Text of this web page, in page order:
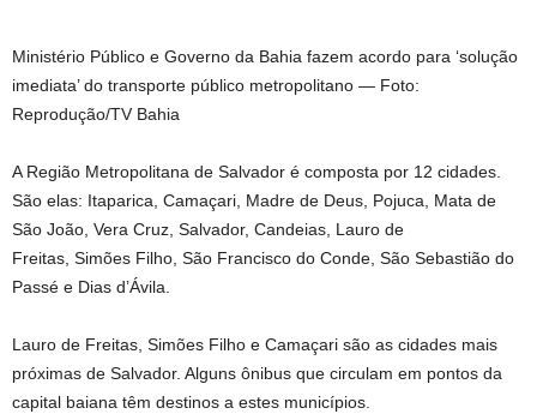
Ministério Público e Governo da Bahia fazem acordo para ‘solução
imediata’ do transporte público metropolitano — Foto:
Reprodução/TV Bahia
A Região Metropolitana de Salvador é composta por 12 cidades.
São elas: Itaparica, Camaçari, Madre de Deus, Pojuca, Mata de
São João, Vera Cruz, Salvador, Candeias, Lauro de
Freitas, Simões Filho, São Francisco do Conde, São Sebastião do
Passé e Dias d’Ávila.
Lauro de Freitas, Simões Filho e Camaçari são as cidades mais
próximas de Salvador. Alguns ônibus que circulam em pontos da
capital baiana têm destinos a estes municípios.